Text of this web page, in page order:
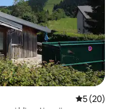
Prosječna
5 (20)